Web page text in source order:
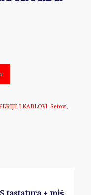
I KABLOVI, Setovi,
tastatura + miš